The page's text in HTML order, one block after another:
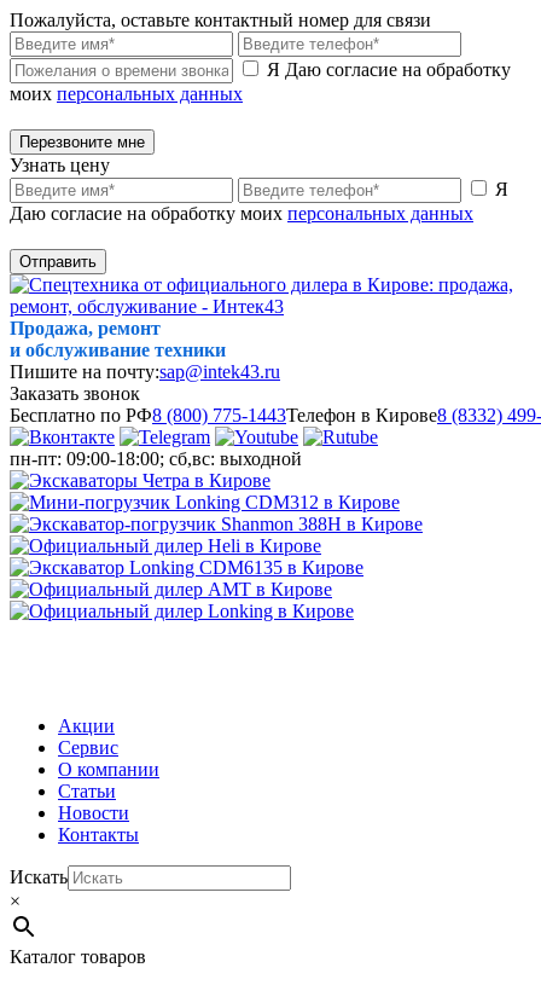
Пожалуйста, оставьте контактный номер для связи
Я Даю согласие на обработку
моих персональных данных
Перезвоните мне
Узнать цену
Я
Даю согласие на обработку моих персональных данных
Отправить
Продажа, ремонт
и обслуживание техники
Пишите на почту:sap@intek43.ru
Заказать звонок
Бесплатно по РФ8 (800) 775-1443Телефон в Кирове8 (8332)
пн-пт: 09:00-18:00; сб,вс: выходной
Акции
Сервис
О компании
Статьи
Новости
Контакты
Искать
×
Каталог товаров